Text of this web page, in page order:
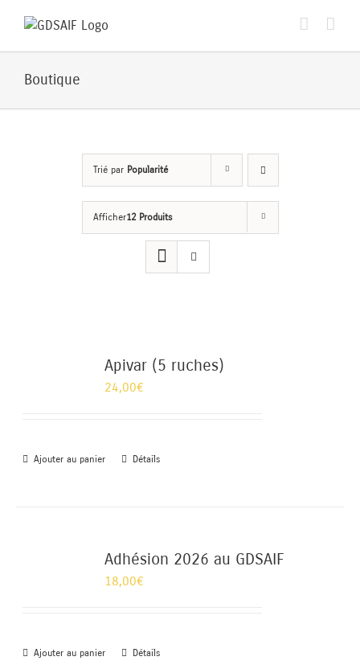
Boutique
Trié par Popularité
Afficher12 Produits
Apivar (5 ruches)
24,00€
Ajouter au panier Détails
Adhésion 2026 au GDSAIF
18,00€
Ajouter au panier Détails